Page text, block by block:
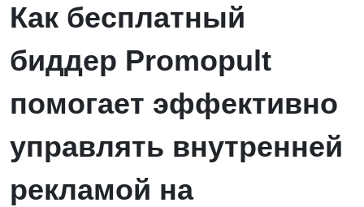
Как бесплатный
биддер Promopult
помогает эффективно
управлять внутренней
рекламой на